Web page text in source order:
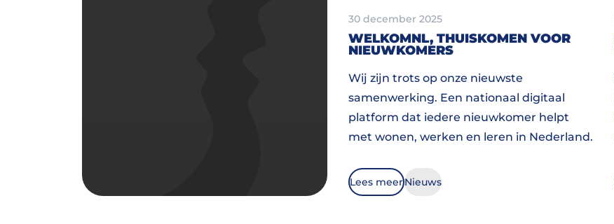
30 december 2025
WELKOMNL, THUISKOMEN VOOR
NIEUWKOMERS
Wij zijn trots op onze nieuwste
samenwerking. Een nationaal digitaal
platform dat iedere nieuwkomer helpt
met wonen, werken en leren in Nederland.
Lees meerNieuws